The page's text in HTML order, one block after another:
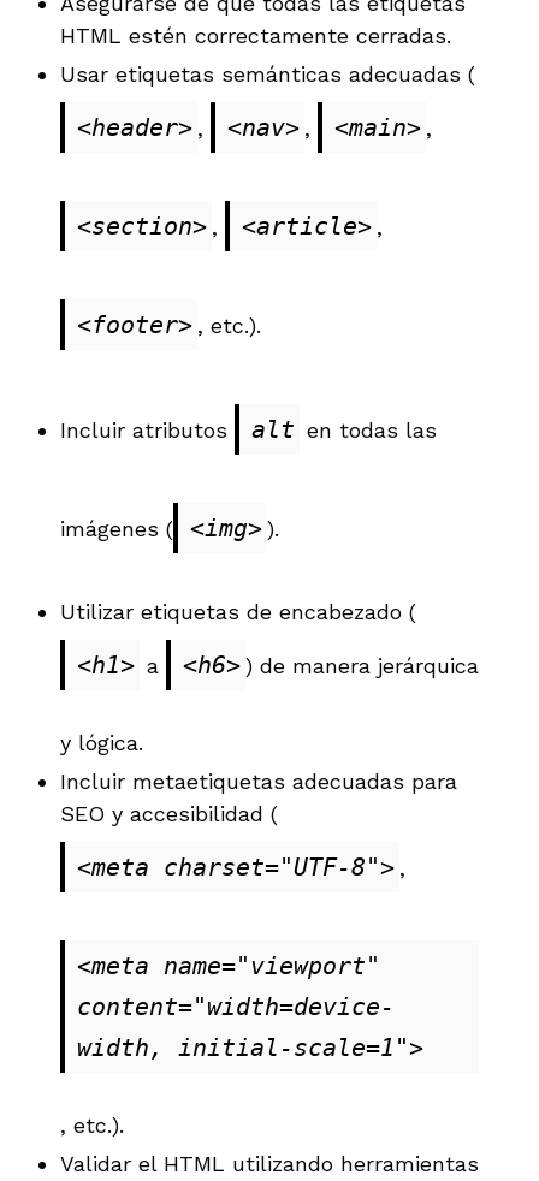
HTML estén correctamente cerradas.
Usar etiquetas semánticas adecuadas (
<header> , <nav> , <main> ,
<section> , <article> ,
<footer> , etc.).
Incluir atributos alt en todas las
imágenes ( <img>).
Utilizar etiquetas de encabezado (
<h1> a <h6>) de manera jerárquica
y lógica.
Incluir metaetiquetas adecuadas para
SEO y accesibilidad (
<meta charset="UTF-8"> ,
<meta name="viewport"
content="width=device-
width, initial-scale=1">
, etc.).
Validar el HTML utilizando herramientas